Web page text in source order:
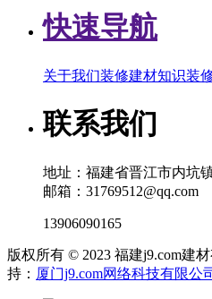
快速导航
关于我们装修建材知识装
联系我们
地址：福建省晋江市内坑
邮箱：31769512@qq.com
13906090165
版权所有 © 2023 福建j9.com建
持： 厦门j9.com网络科技有限公